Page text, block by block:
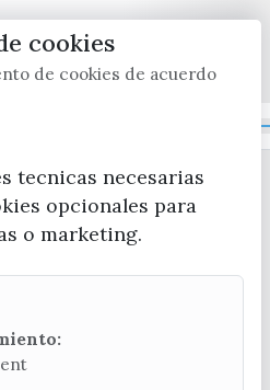
youtube instagram
DE TURISMO
cookies
de cookies de acuerdo
tecnicas necesarias
opcionales para
o marketing.